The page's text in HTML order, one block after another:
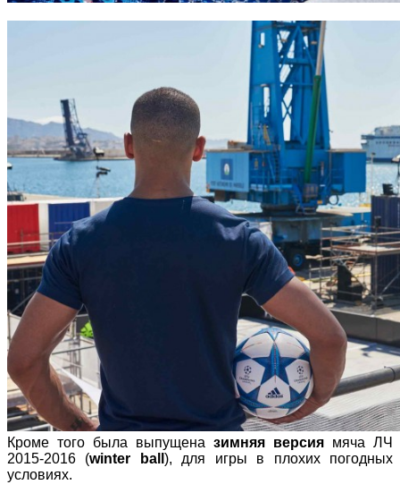
Кроме того была выпущена зимняя версия мяча ЛЧ
2015-2016 (winter ball ), для игры в плохих погодных
условиях.